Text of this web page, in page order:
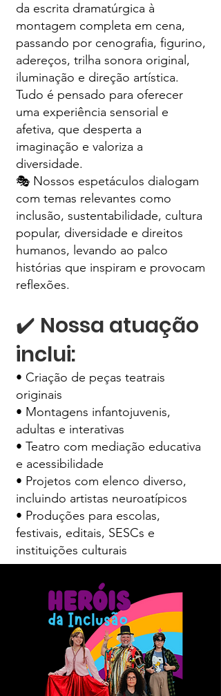
da escrita dramatúrgica à
montagem completa em cena,
passando por cenografia, figurino,
adereços, trilha sonora original,
iluminação e direção artística.
Tudo é pensado para oferecer
uma experiência sensorial e
afetiva, que desperta a
imaginação e valoriza a
diversidade.
🎭 Nossos espetáculos dialogam
com temas relevantes como
inclusão, sustentabilidade, cultura
popular, diversidade e direitos
humanos, levando ao palco
histórias que inspiram e provocam
reflexões.
✔️ Nossa atuação
inclui:
• Criação de peças teatrais
originais
• Montagens infantojuvenis,
adultas e interativas
• Teatro com mediação educativa
e acessibilidade
• Projetos com elenco diverso,
incluindo artistas neuroatípicos
• Produções para escolas,
festivais, editais, SESCs e
instituições culturais